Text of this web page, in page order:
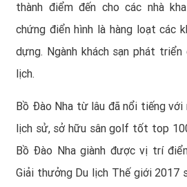
thành điểm đến cho các nhà
chứng điển hình là hàng loạt các
dựng. Ngành khách sạn phát
lịch.
Bồ Đào Nha từ lâu đã nổi tiếng
lịch sử, sở hữu sân golf tốt top
Bồ Đào Nha giành được vị trí
Giải thưởng Du lịch Thế giới 2017